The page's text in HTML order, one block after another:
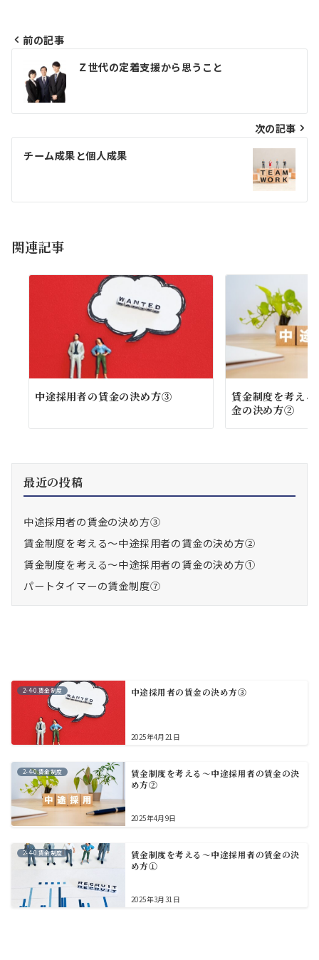
稿
ナ
ビ
ゲ
シ
ン
前の記事
Ｚ世代の定着支援から思うこと
次の記事
チーム成果と個人成果
関連記事
中途採用者の賃金の決め方③
賃金制度を考え
金の決め方②
最近の投稿
中途採用者の賃金の決め方③
賃金制度を考える～中途採用者の賃金の決め方②
賃金制度を考える～中途採用者の賃金の決め方①
パートタイマーの賃金制度⑦
2-4-0.賃金制度 中途採用者の賃金の決め方③
2025年4月21日
2-4-0.賃金制度
賃金制度を考える～中途採用者の賃金の決
め方②
2025年4月9日
2-4-0.賃金制度
賃金制度を考える～中途採用者の賃金の決
め方①
2025年3月31日